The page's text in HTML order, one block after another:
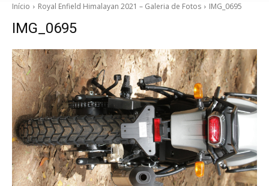
Início Royal Enfield Himalayan 2021 – Galeria de Fotos IMG_0695
IMG_0695